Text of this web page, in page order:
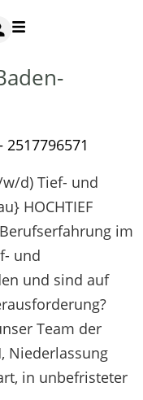
d) Tief- und
HOCHTIEF
im
und
und sind auf
Team der
Niederlassung
in unbefristeter